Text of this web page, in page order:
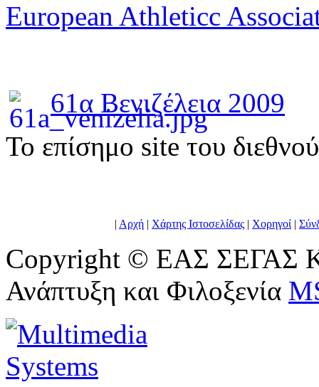
European Athleticc
61α Βενιζέλεια 2009
To επίσημο site του
| Αρχή | Χάρτης Ιστοσελίδας | Χορηγοί |
Copyright © ΕΑΣ ΣΕΓΑΣ
Ανάπτυξη και Φιλοξενία